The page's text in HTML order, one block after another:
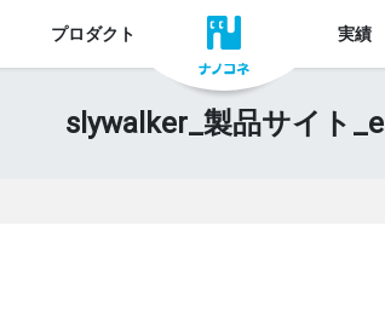
プロダクト 実績
slywalker_製品サイト_e